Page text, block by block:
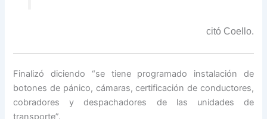
citó Coello.
Finalizó diciendo “se tiene programado instalación de
botones de pánico, cámaras, certificación de conductores,
cobradores y despachadores de las unidades de
transporte”.